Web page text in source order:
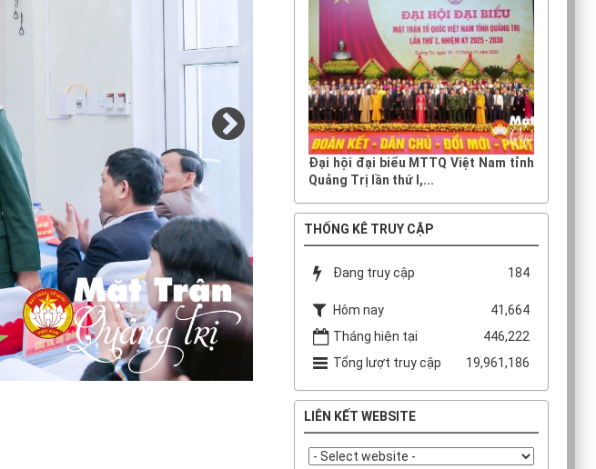
Đại hội đại biểu MTTQ Việt Nam tỉnh
Quảng Trị lần thứ I,...
THỐNG KÊ TRUY CẬP
Đang truy cập 184
Hôm nay
41,664
Tháng hiện tại
446,222
Tổng lượt truy cập
19,961,186
LIÊN KẾT WEBSITE